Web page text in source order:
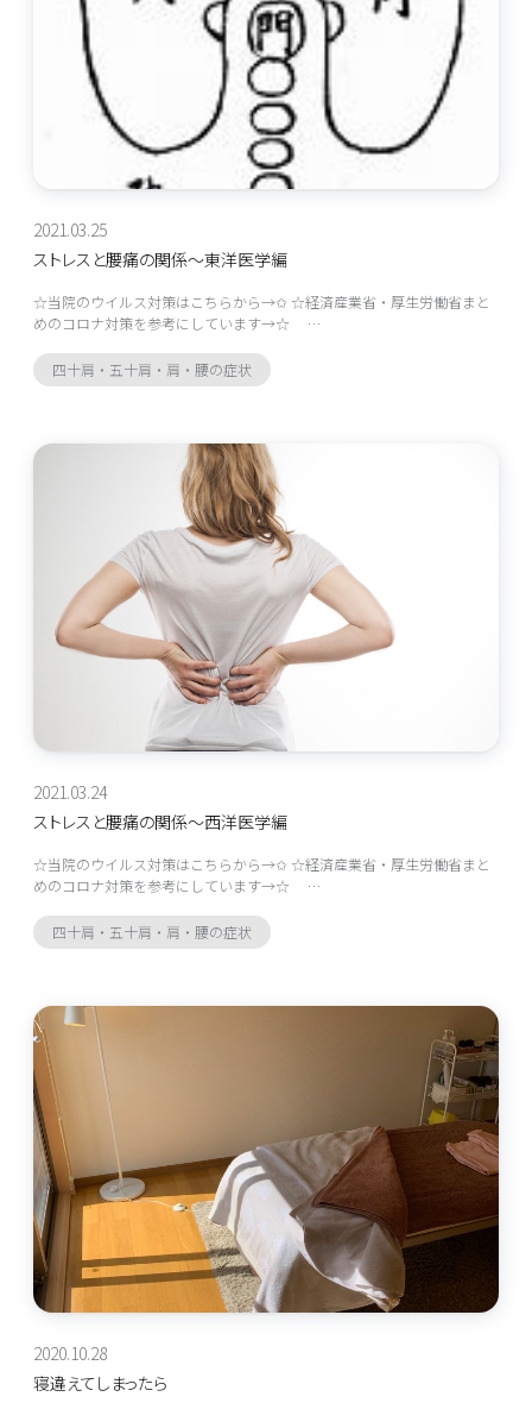
2021.03.25
ストレスと腰痛の関係～東洋医学編
☆当院のウイルス対策はこちらから→✩ ☆経済産業省・厚生労働省まと
めのコロナ対策を参考にしています→☆ …
四十肩・五十肩・肩・腰の症状
2021.03.24
ストレスと腰痛の関係～西洋医学編
☆当院のウイルス対策はこちらから→✩ ☆経済産業省・厚生労働省まと
めのコロナ対策を参考にしています→☆ …
四十肩・五十肩・肩・腰の症状
2020.10.28
寝違えてしまったら